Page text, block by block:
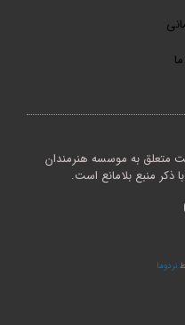
متعلق به موسسه هنرمندان
منبع بلامانع است.
نردوما